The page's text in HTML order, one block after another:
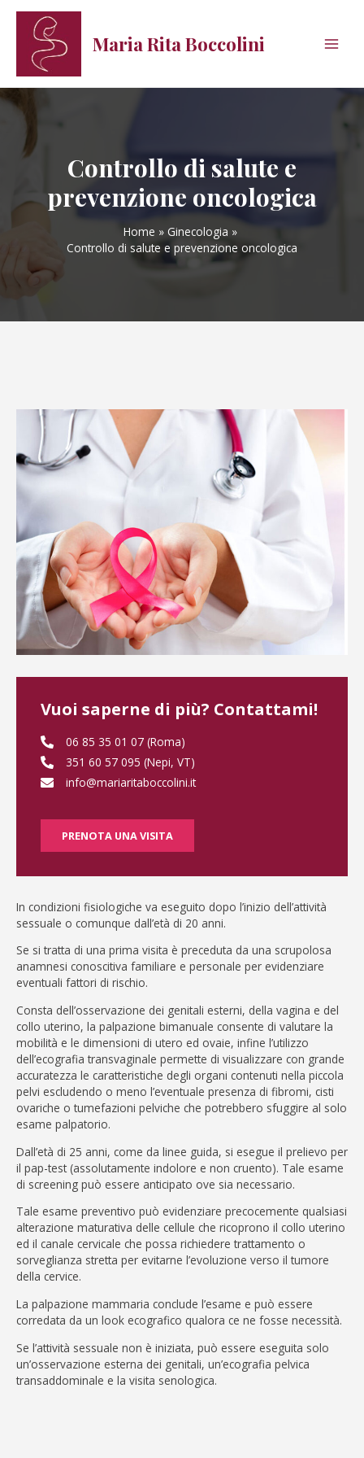
contenuto
Maria Rita Boccolini
Controllo di salute e
prevenzione oncologica
Home
Ginecologia
Controllo di salute e prevenzione oncologica
Vuoi saperne di più? Contattami!
06 85 35 01 07 (Roma)
351 60 57 095 (Nepi, VT)
info@mariaritaboccolini.it
PRENOTA UNA VISITA
In condizioni fisiologiche va eseguito dopo l’inizio dell’attività
sessuale o comunque dall’età di 20 anni.
Se si tratta di una prima visita è preceduta da una scrupolosa
anamnesi conoscitiva familiare e personale per evidenziare
eventuali fattori di rischio.
Consta dell’osservazione dei genitali esterni, della vagina e del
collo uterino, la palpazione bimanuale consente di valutare la
mobilità e le dimensioni di utero ed ovaie, infine l’utilizzo
dell’ecografia transvaginale permette di visualizzare con grande
accuratezza le caratteristiche degli organi contenuti nella piccola
pelvi escludendo o meno l’eventuale presenza di fibromi, cisti
ovariche o tumefazioni pelviche che potrebbero sfuggire al solo
esame palpatorio.
Dall’età di 25 anni, come da linee guida, si esegue il prelievo per
il pap-test (assolutamente indolore e non cruento). Tale esame
di screening può essere anticipato ove sia necessario.
Tale esame preventivo può evidenziare precocemente qualsiasi
alterazione maturativa delle cellule che ricoprono il collo uterino
ed il canale cervicale che possa richiedere trattamento o
sorveglianza stretta per evitarne l’evoluzione verso il tumore
della cervice.
La palpazione mammaria conclude l’esame e può essere
corredata da un look ecografico qualora ce ne fosse necessità.
Se l’attività sessuale non è iniziata, può essere eseguita solo
un’osservazione esterna dei genitali, un’ecografia pelvica
transaddominale e la visita senologica.